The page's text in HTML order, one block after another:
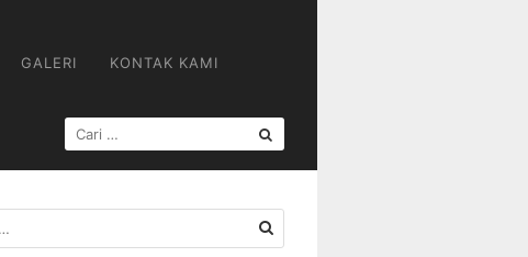
GALERI KONTAK KAMI
CARI
UNTUK: